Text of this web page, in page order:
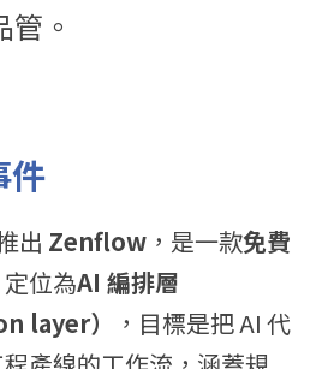
管。
件
出 Zenflow ，是一款免費
定位為AI 編排層
layer）
，目標是把 AI 代